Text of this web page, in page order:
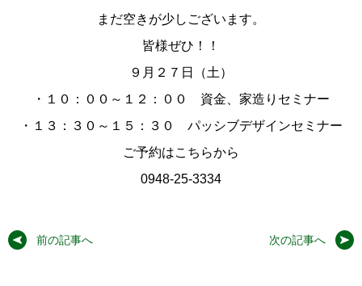
まだ空きが少しございます。
皆様ぜひ！！
９月２７日（土）
・１０：００～１２：００ 資金、家造りセミナー
・１３：３０～１５：３０ パッシブデザインセミナー
ご予約はこちらから
0948-25-3334
前の記事へ 次の記事へ